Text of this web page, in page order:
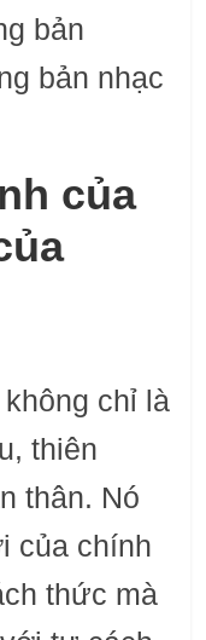
bản
bản nhạc
của
không chỉ là
thiên
thân. Nó
của chính
thức mà